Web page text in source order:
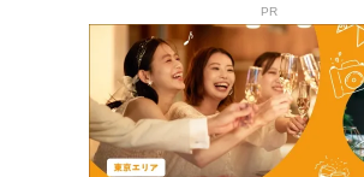
PR